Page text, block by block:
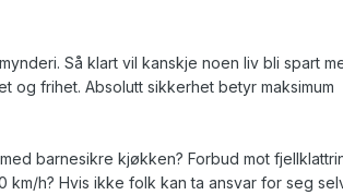
Så klart vil kanskje noen liv bli spart
og frihet. Absolutt sikkerhet betyr maksimum
barnesikre kjøkken? Forbud mot
km/h? Hvis ikke folk kan ta ansvar for seg